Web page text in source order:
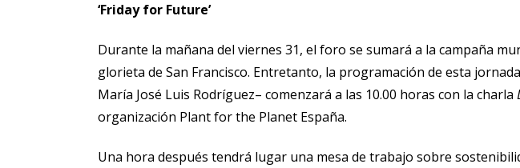
‘Friday for Future’
Durante la mañana del viernes 31, el foro se sumará a la campaña
glorieta de San Francisco. Entretanto, la programación de esta
María José Luis Rodríguez– comenzará a las 10.00 horas con la charla
organización Plant for the Planet España.
Una hora después tendrá lugar una mesa de trabajo sobre